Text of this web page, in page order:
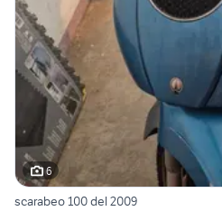
6
scarabeo 100 del 2009